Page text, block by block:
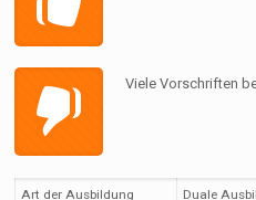
Viele Vorschriften
Art der Ausbildung Duale